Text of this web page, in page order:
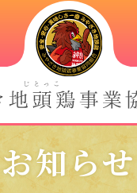
お知らせ